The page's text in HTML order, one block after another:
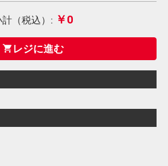
計（税込）: ￥0
shopping_cart レジに進む